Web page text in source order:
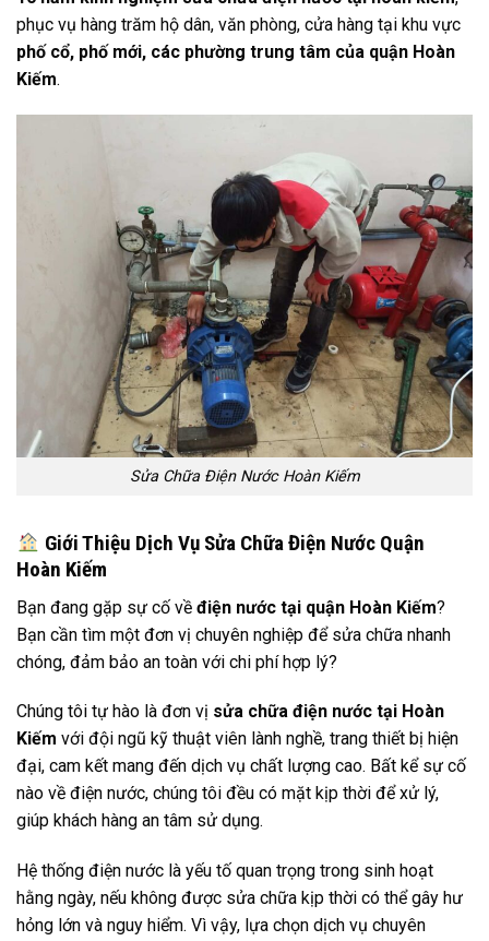
phục vụ hàng trăm hộ dân, văn phòng, cửa hàng tại khu vực
phố cổ, phố mới, các phường trung tâm của quận Hoàn
Kiếm.
Sửa Chữa Điện Nước Hoàn Kiếm
Giới Thiệu Dịch Vụ Sửa Chữa Điện Nước Quận
Hoàn Kiếm
Bạn đang gặp sự cố về điện nước tại quận Hoàn Kiếm?
Bạn cần tìm một đơn vị chuyên nghiệp để sửa chữa nhanh
chóng, đảm bảo an toàn với chi phí hợp lý?
Chúng tôi tự hào là đơn vị sửa chữa điện nước tại Hoàn
Kiếm với đội ngũ kỹ thuật viên lành nghề, trang thiết bị hiện
đại, cam kết mang đến dịch vụ chất lượng cao. Bất kể sự cố
nào về điện nước, chúng tôi đều có mặt kịp thời để xử lý,
giúp khách hàng an tâm sử dụng.
Hệ thống điện nước là yếu tố quan trọng trong sinh hoạt
hằng ngày, nếu không được sửa chữa kịp thời có thể gây hư
hỏng lớn và nguy hiểm. Vì vậy, lựa chọn dịch vụ chuyên